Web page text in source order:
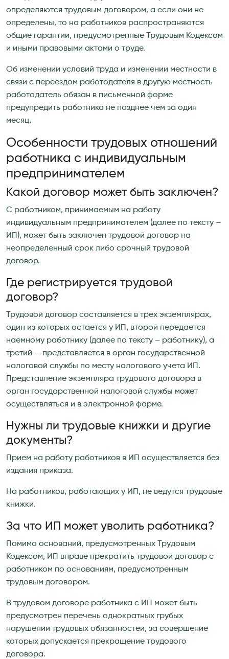
определяются трудовым договором, а если они не
определены, то на работников распространяются
общие гарантии, предусмотренные Трудовым Кодексом
и иными правовыми актами о труде.
Об изменении условий труда и изменении местности в
связи с переездом работодателя в другую местность
работодатель обязан в письменной форме
предупредить работника не позднее чем за один
месяц.
Особенности трудовых отношений
работника с индивидуальным
предпринимателем
Какой договор может быть заключен?
С работником, принимаемым на работу
индивидуальным предпринимателем (далее по тексту –
ИП), может быть заключен трудовой договор на
неопределенный срок либо срочный трудовой
договор.
Где регистрируется трудовой
договор?
Трудовой договор составляется в трех экземплярах,
один из которых остается у ИП, второй передается
наемному работнику (далее по тексту – работнику), а
третий — представляется в орган государственной
налоговой службы по месту налогового учета ИП.
Представление экземпляра трудового договора в
орган государственной налоговой службы может
осуществляться и в электронной форме.
Нужны ли трудовые книжки и другие
документы?
Прием на работу работников в ИП осуществляется без
издания приказа.
На работников, работающих у ИП, не ведутся трудовые
книжки.
За что ИП может уволить работника?
Помимо оснований, предусмотренных Трудовым
Кодексом, ИП вправе прекратить трудовой договор с
работником по основаниям, предусмотренным
трудовым договором.
В трудовом договоре работника с ИП может быть
предусмотрен перечень однократных грубых
нарушений трудовых обязанностей, за совершение
которых допускается прекращение трудового
договора.